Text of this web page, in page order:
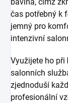
bavlna, čímž
čas potřebný k
jemný pro
intenzivní
Využijete ho při
salonních
zjednoduší
profesionální